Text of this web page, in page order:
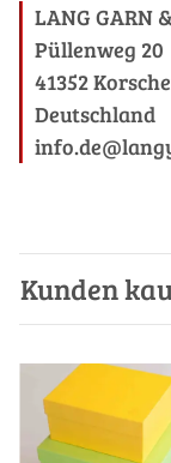
LANG GARN
Püllenweg 20
41352
Deutschland
Kunden